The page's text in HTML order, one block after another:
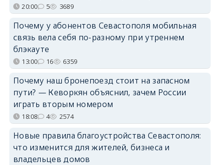
20:00 5 3689
Почему у абонентов Севастополя мобильная
связь вела себя по-разному при утреннем
блэкауте
13:00 16 6359
Почему наш бронепоезд стоит на запасном
пути? — Кеворкян объяснил, зачем России
играть вторым номером
18:08 4 2574
Новые правила благоустройства Севастополя:
что изменится для жителей, бизнеса и
владельцев домов